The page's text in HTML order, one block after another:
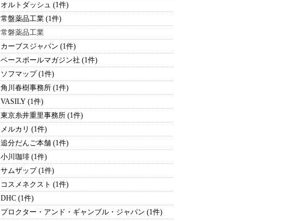
オルトダッシュ (1件)
常盤薬品工業 (1件)
常磐薬品工業
カーブスジャパン (1件)
ベースボールマガジン社 (1件)
ソフマップ (1件)
角川春樹事務所 (1件)
VASILY (1件)
東京糸井重里事務所 (1件)
メルカリ (1件)
追分だんご本舗 (1件)
小川珈琲 (1件)
サムザップ (1件)
コスメネクスト (1件)
DHC (1件)
プロクター・アンド・ギャンブル・ジャパン (1件)